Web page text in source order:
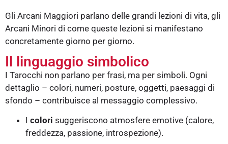
Gli Arcani Maggiori parlano delle grandi lezioni di vita, gli
Arcani Minori di come queste lezioni si manifestano
concretamente giorno per giorno.
Il linguaggio simbolico
I Tarocchi non parlano per frasi, ma per simboli. Ogni
dettaglio – colori, numeri, posture, oggetti, paesaggi di
sfondo – contribuisce al messaggio complessivo.
I colori suggeriscono atmosfere emotive (calore,
freddezza, passione, introspezione).